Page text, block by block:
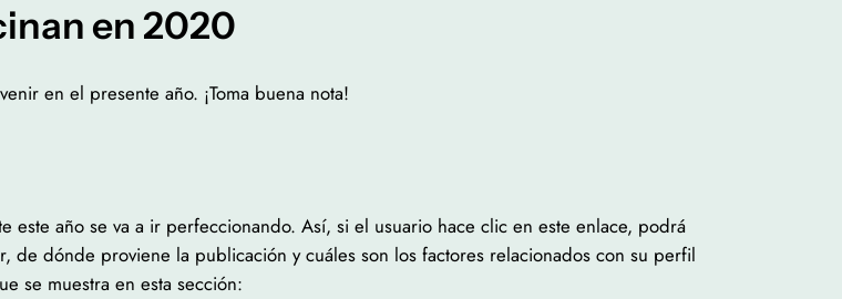
en 2020
en el presente año. ¡Toma buena nota!
este año se va a ir perfeccionando. Así, si el usuario hace clic en este enlace, podrá
de dónde proviene la publicación y cuáles son los factores relacionados con su perfil
se muestra en esta sección: